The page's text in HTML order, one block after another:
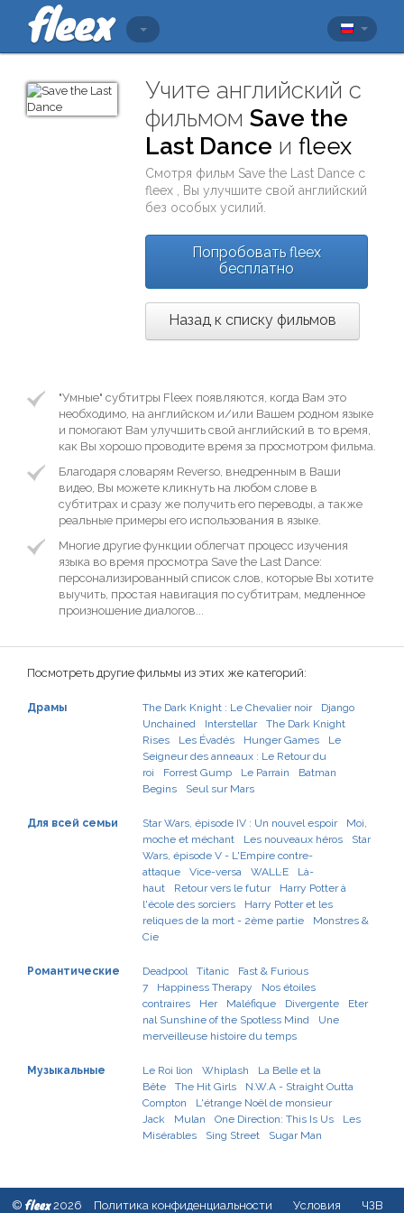
Учите английский с
фильмомSave the
Last Dance иfleex
Смотря фильм Save the Last Dance с
fleex
, Вы улучшите свой английский
без особых усилий.
Попробовать fleex
бесплатно
Назад к списку фильмов
"Умные" субтитры Fleex появляются, когда Вам это
необходимо, на английском и/или Вашем родном языке
и помогают Вам улучшить свой английский в то время,
как Вы хорошо проводите время за просмотром фильма.
Благодаря словарям Reverso, внедренным в Ваши
видео, Вы можете кликнуть на любом слове в
субтитрах и сразу же получить его переводы, а также
реальные примеры его использования в языке.
Многие другие функции облегчат процесс изучения
языка во время просмотра Save the Last Dance:
персонализированный список слов, которые Вы хотите
выучить, простая навигация по субтитрам, медленное
произношение диалогов...
Посмотреть другие фильмы из этих же категорий:
Драмы The Dark Knight : Le Chevalier noir
Django
Unchained
Interstellar
The Dark Knight
Rises
Les Évadés Hunger Games
Le
Seigneur des anneaux : Le Retour du
roi
Forrest Gump Le Parrain
Batman
Begins
Seul sur Mars
Для всей семьи Star Wars, épisode IV : Un nouvel espoir
Moi,
moche et méchant
Les nouveaux héros
Star
Wars, épisode V - L'Empire contre-
attaque
Vice-versa WALL·E
Là-
haut
Retour vers le futur
Harry Potter à
l'école des sorciers
Harry Potter et les
reliques de la mort - 2ème partie
Monstres &
Cie
Романтические Deadpool Titanic
Fast & Furious
7
Happiness Therapy
Nos étoiles
contraires
Her Maléfique Divergente
Eter
nal Sunshine of the Spotless Mind
Une
merveilleuse histoire du temps
Музыкальные Le Roi lion Whiplash
La Belle et la
Bête
The Hit Girls
N.W.A - Straight Outta
Compton
L'étrange Noël de monsieur
Jack
Mulan One Direction: This Is Us
Les
Misérables
Sing Street Sugar Man
© fleex2026 Политика конфиденциальности Условия ЧЗВ